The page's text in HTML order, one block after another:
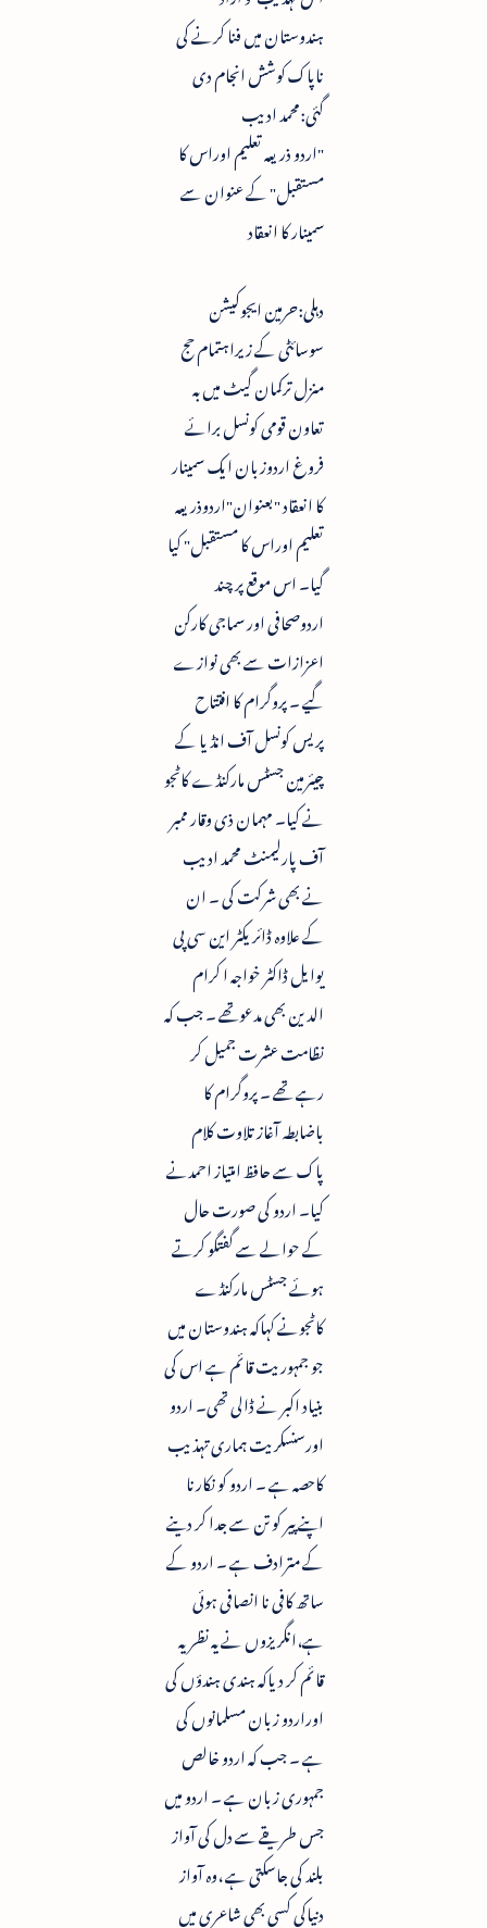
ہندوستان میں فنا کرنے کی
ناپاک کوشش انجام دی
گئی:محمد ادیب
"اردو ذریعہ تعلیم اوراس کا
مستقبل" کے عنوان سے
سمینار کا انعقاد
دہلی:حرمین ایجوکیشن
سوسائٹی کے زیراہتمام حج
منزل ترکمان گیٹ میں بہ
تعاون قومی کونسل برائے
فروغ اردوزبان ایک سمینار
کا انعقاد "بعنوان"اردوذریعہ
تعلیم اوراس کا مستقبل" کیا
گیا۔ اس موقع پر چند
اردوصحافی اور سماجی کارکن
اعزازات سے بھی نوازے
گیے ۔ پروگرام کا افتتاح
پریس کونسل آف انڈیا کے
چیئرمین جسٹس مارکنڈے کاٹجو
نے کیا۔ مہمان ذی وقار ممبر
آف پارلیمنٹ محمد ادیب
نے بھی شرکت کی ۔ ان
کے علاوہ ڈائریکٹر این سی پی
یوایل ڈاکٹر خواجہ ا کرام
الدین بھی مدعوتھے ۔ جب کہ
نظامت عشرت جمیل کر
رہے تھے ۔ پروگرام کا
باضابطہ آغاز تلاوت کلام
پاک سے حافظ امتیاز احمدنے
کیا۔ اردو کی صورت حال
کے حوالے سے گفتگو کرتے
ہوئے جسٹس مارکنڈے
کاٹجونے کہاکہ ہندوستان میں
جو جمہوریت قائم ہے اس کی
بنیاد اکبر نے ڈالی تھی۔ اردو
اورسنسکریت ہماری تہذیب
کاحصہ ہے ۔ اردو کو نکارنا
اپنے پیر کو تن سے جدا کر دینے
کے مترادف ہے ۔ اردو کے
ساتھ کافی نا انصافی ہوئی
ہے،انگریزوں نے یہ نظریہ
قائم کر دیاکہ ہندی ہندؤں کی
اوراردو زبان مسلمانوں کی
ہے ۔ جب کہ اردو خالص
جمہوری زبان ہے ۔ اردو میں
جس طریقے سے دل کی آواز
بلند کی جاسکتی ہے ،وہ آواز
دنیاکی کسی بھی شاعری میں